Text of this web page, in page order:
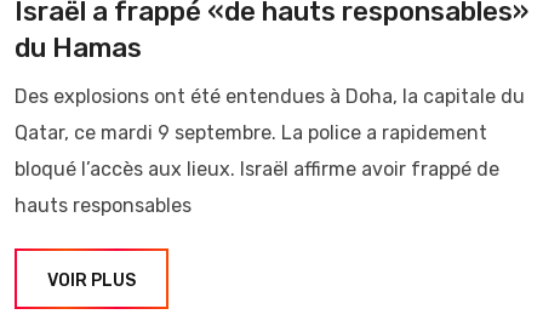
Israël a frappé «de hauts responsables»
du Hamas
Des explosions ont été entendues à Doha, la capitale du
Qatar, ce mardi 9 septembre. La police a rapidement
bloqué l’accès aux lieux. Israël affirme avoir frappé de
hauts responsables
VOIR PLUS